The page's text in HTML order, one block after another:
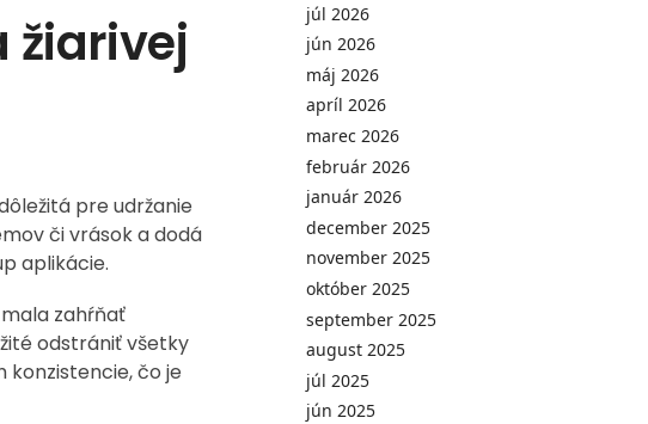
žiarivej
pre udržanie
či vrások a dodá
aplikácie.
zahŕňať
odstrániť všetky
čo je
júl 2026
jún 2026
máj 2026
apríl 2026
marec 2026
február 2026
január 2026
december 2025
november 2025
október 2025
september 2025
august 2025
júl 2025
jún 2025